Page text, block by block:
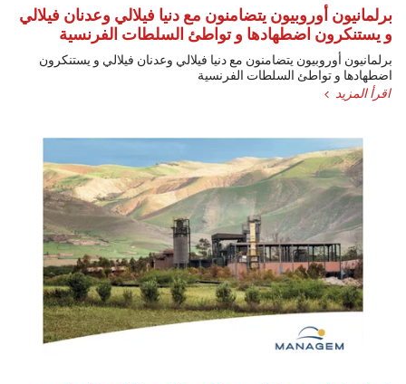
برلمانيون أوروبيون يتضامنون مع دنيا فيلالي وعدنان فيلالي
و يستنكرون اضطهادها و تواطئ السلطات الفرنسية
برلمانيون أوروبيون يتضامنون مع دنيا فيلالي وعدنان فيلالي و يستنكرون
اضطهادها و تواطئ السلطات الفرنسية
اقرأ المزيد